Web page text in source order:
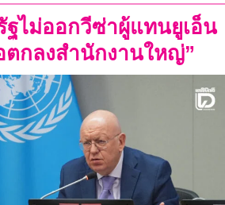
ฐไม่ออกวีซ่าผู้แทนยูเอ็น
ตกลงสำนักงานใหญ่”